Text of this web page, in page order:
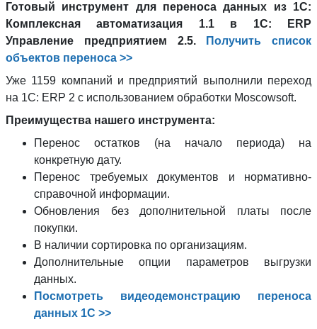
Готовый инструмент для переноса данных из 1С:
Комплексная автоматизация 1.1 в 1С: ERP
Управление предприятием 2.5.
Получить список
объектов переноса >>
Уже 1159 компаний и предприятий выполнили переход
на 1С: ERP 2 с использованием обработки Moscowsoft.
Преимущества нашего инструмента:
Перенос остатков (на начало периода) на
конкретную дату.
Перенос требуемых документов и нормативно-
справочной информации.
Обновления без дополнительной платы после
покупки.
В наличии сортировка по организациям.
Дополнительные опции параметров выгрузки
данных.
Посмотреть видеодемонстрацию переноса
данных 1С >>